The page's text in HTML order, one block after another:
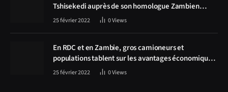
Tshisekedi auprès de son homologue Zambien
Hichilema, la construction de la route Kolwezi -
25 février 2022 0Views
En RDC et en Zambie, gros camioneurs et
populations tablent sur les avantages économiques
de la route Kolwezi-Solwezi
25 février 2022 0Views